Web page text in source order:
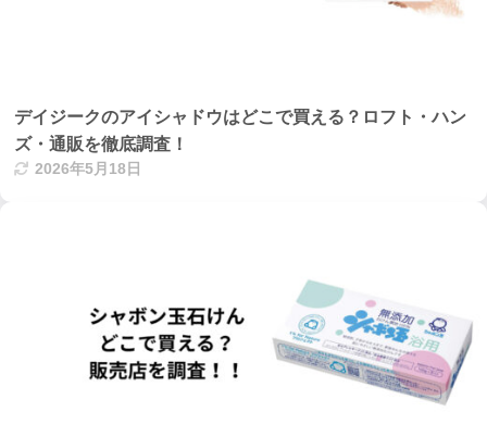
デイジークのアイシャドウはどこで買える？ロフト・ハン
ズ・通販を徹底調査！
2026年5月18日